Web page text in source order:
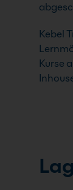
Kebel
Kurse